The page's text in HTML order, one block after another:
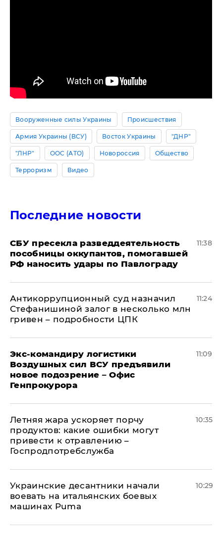
Вооруженные силы Украины Происшествия
Армия Украины (ВСУ) Восток Украины "ДНР"
"ЛНР" ООС (АТО) Новороссия Общество
Терроризм Видео
Последние новости
СБУ пресекла разведдеятельность
пособницы оккупантов, помогавшей
РФ наносить удары по Павлограду
11:38
Антикоррупционный суд назначил
Стефанишиной залог в несколько млн
гривен – подробности ЦПК
11:24
Экс-командиру логистики
Воздушных сил ВСУ предъявили
новое подозрение – Офис
Генпрокурора
11:09
Летняя жара ускоряет порчу
продуктов: какие ошибки могут
привести к отравлению –
Госпродпотребслужба
10:35
Украинские десантники начали
воевать на итальянских боевых
машинах Puma
10:29